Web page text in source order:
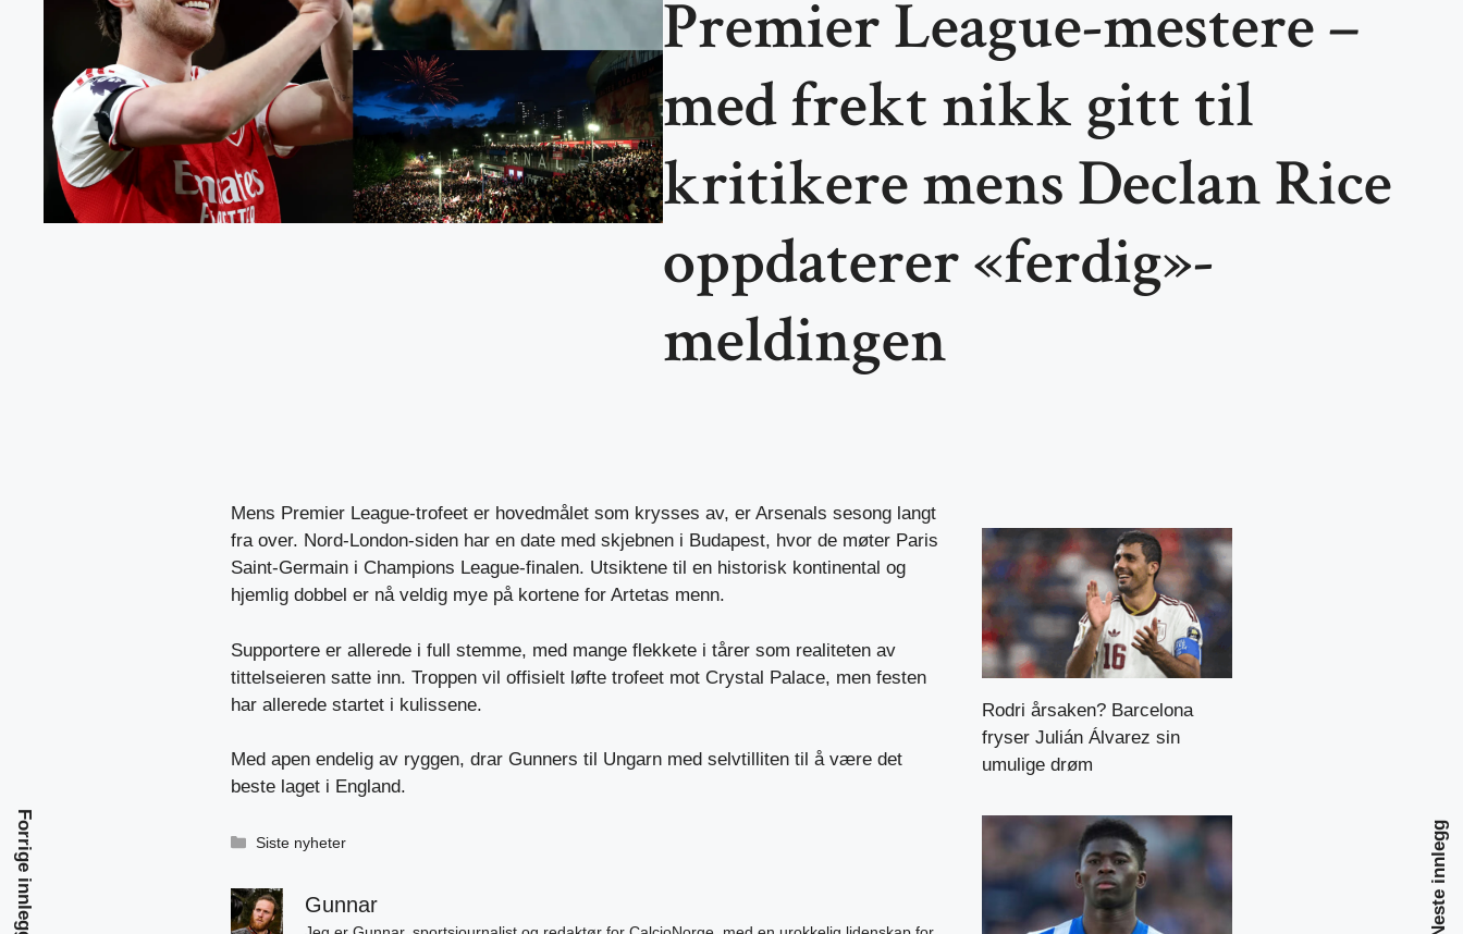
Premier League-mestere –
med frekt nikk gitt til
kritikere mens Declan Rice
oppdaterer «ferdig»-
meldingen
Mens Premier League-trofeet er hovedmålet som krysses av, er Arsenals sesong langt
fra over. Nord-London-siden har en date med skjebnen i Budapest, hvor de møter Paris
Saint-Germain i Champions League-finalen. Utsiktene til en historisk kontinental og
hjemlig dobbel er nå veldig mye på kortene for Artetas menn.
Supportere er allerede i full stemme, med mange flekkete i tårer som realiteten av
tittelseieren satte inn. Troppen vil offisielt løfte trofeet mot Crystal Palace, men festen
har allerede startet i kulissene.
Med apen endelig av ryggen, drar Gunners til Ungarn med selvtilliten til å være det
beste laget i England.
Kategorier
Siste nyheter
Gunnar
Forrige innlegg Neste innlegg
Rodri årsaken? Barcelona
fryser Julián Álvarez sin
umulige drøm